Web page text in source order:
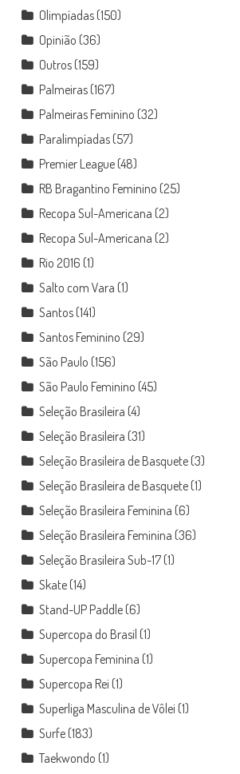
Olimpíadas(150)
Opinião (36)
Outros(159)
Palmeiras(167)
Palmeiras Feminino (32)
Paralimpíadas(57)
Premier League(48)
RB Bragantino Feminino (25)
Recopa Sul-Americana (2)
Recopa Sul-Americana (2)
Rio 2016 (1)
Salto com Vara (1)
Santos(141)
Santos Feminino (29)
São Paulo (156)
São Paulo Feminino (45)
Seleção Brasileira (4)
Seleção Brasileira (31)
Seleção Brasileira de Basquete(3)
Seleção Brasileira de Basquete(1)
Seleção Brasileira Feminina (6)
Seleção Brasileira Feminina (36)
Seleção Brasileira Sub-17(1)
Skate(14)
Stand-UP Paddle(6)
Supercopa do Brasil (1)
Supercopa Feminina (1)
Supercopa Rei (1)
Superliga Masculina de Vôlei (1)
Surfe(183)
Taekwondo (1)